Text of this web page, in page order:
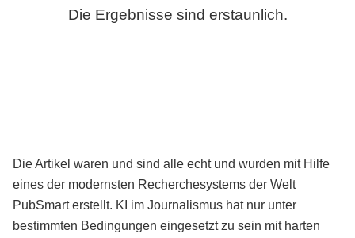
Die Ergebnisse sind erstaunlich.
Die Artikel waren und sind alle echt und wurden mit Hilfe
eines der modernsten Recherchesystems der Welt
PubSmart erstellt. KI im Journalismus hat nur unter
bestimmten Bedingungen eingesetzt zu sein mit harten